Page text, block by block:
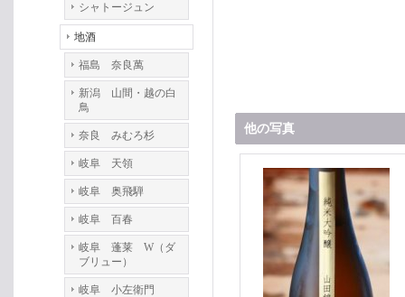
シャトージュン
地酒
福島 奈良萬
新潟 山間・越の白
鳥
奈良 みむろ杉
岐阜 天領
岐阜 奥飛騨
岐阜 百春
岐阜 蓬莱 W（ダ
ブリュー）
岐阜 小左衛門
他の写真